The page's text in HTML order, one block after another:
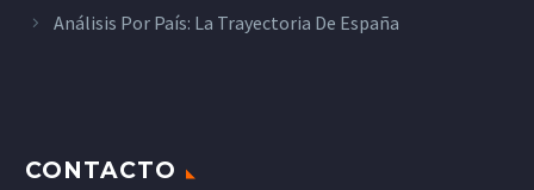
Análisis Por País: La Trayectoria De España
CONTACTO